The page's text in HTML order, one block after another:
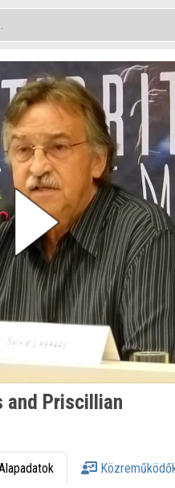
and Priscillian